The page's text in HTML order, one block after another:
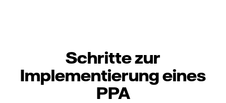
Schritte zur
Implementierung eines
PPA